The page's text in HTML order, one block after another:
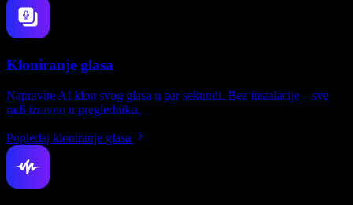
Kloniranje glasa
Napravite AI klon svog glasa u par sekundi. Bez instalacije – sve
radi izravno u pregledniku.
Pogledaj kloniranje glasa